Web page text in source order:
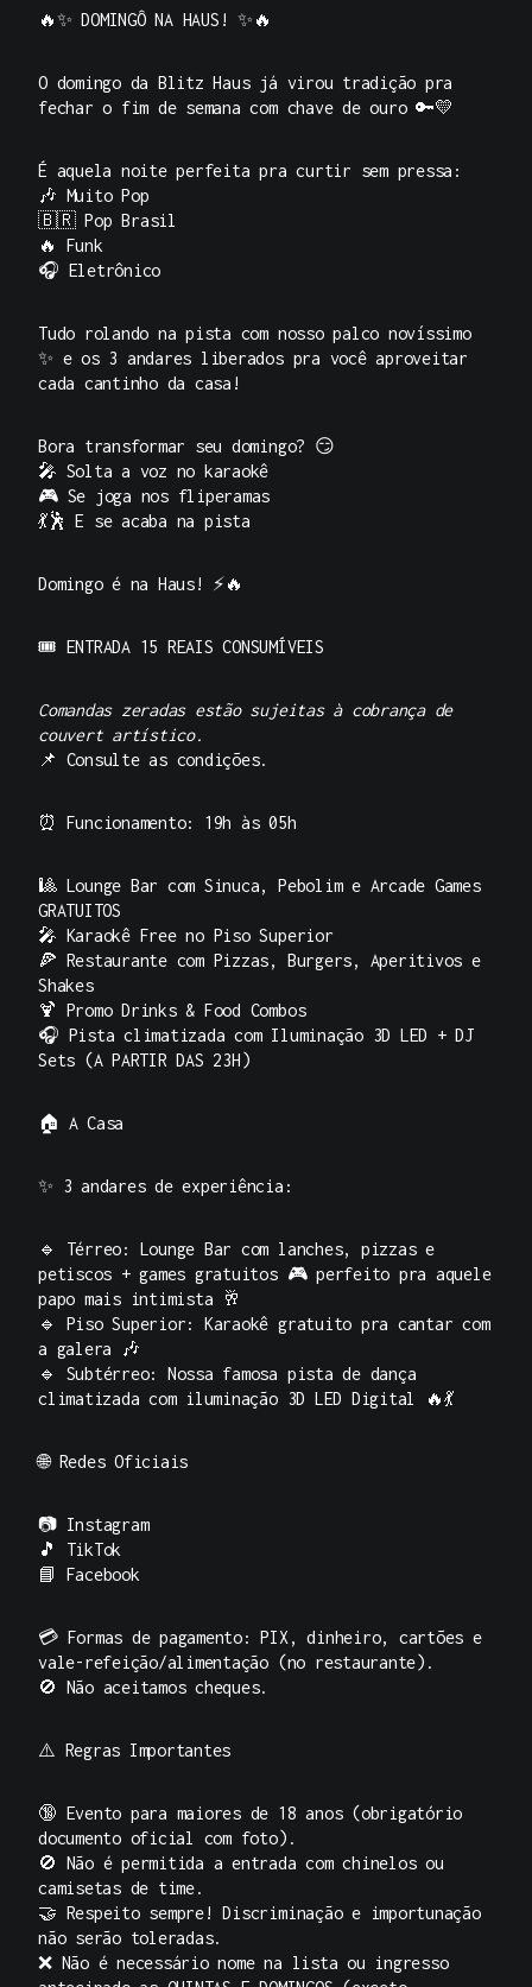
🔥✨ DOMINGÔ NA HAUS! ✨🔥
O domingo da Blitz Haus já virou tradição pra
fechar o fim de semana com chave de ouro 🔑💛
É aquela noite perfeita pra curtir sem pressa:
🎶 Muito Pop
🇧🇷 Pop Brasil
🔥 Funk
🎧 Eletrônico
Tudo rolando na pista com nosso palco novíssimo
✨ e os 3 andares liberadospra você aproveitar
cada cantinho da casa!
Bora transformar seu domingo? 😏
🎤 Solta a voz no karaokê
🎮 Se joga nos fliperamas
💃🕺 E se acaba na pista
Domingo é na Haus! ⚡🔥
🎟️ ENTRADA 15 REAIS CONSUMÍVEIS
Comandas zeradas estão sujeitas à cobrança de
couvert artístico.
📌 Consulte as condições.
⏰ Funcionamento: 19h às 05h
🎱 Lounge Bar com Sinuca, Pebolim e Arcade Games
GRATUITOS
🎤 Karaokê Free no Piso Superior
🍕 Restaurante com Pizzas, Burgers, Aperitivos e
Shakes
🍹 Promo Drinks & Food Combos
🎧 Pista climatizada com Iluminação 3D LED + DJ
Sets (A PARTIR DAS 23H)
🏠 A Casa
✨ 3 andares de experiência:
🔹 Térreo: Lounge Bar com lanches, pizzas e
petiscos + games gratuitos 🎮 perfeito pra aquele
papo mais intimista 🥂
🔹 Piso Superior: Karaokê gratuito pra cantar com
a galera 🎶
🔹 Subtérreo: Nossa famosa pista de dança
climatizada com iluminação 3D LED Digital 🔥💃
🌐 Redes Oficiais
📷 Instagram
🎵 TikTok
📘
Facebook
💳 Formas de pagamento: PIX, dinheiro, cartões e
vale-refeição/alimentação (no restaurante).
🚫 Não aceitamos cheques.
⚠️ Regras Importantes
🔞 Evento para maiores de 18 anos (obrigatório
documento oficial com foto).
🚫 Não é permitida a entrada com chinelos ou
camisetas de time.
🤝 Respeito sempre! Discriminação e importunação
não serão toleradas.
❌ Não é necessário nome na lista ou ingresso